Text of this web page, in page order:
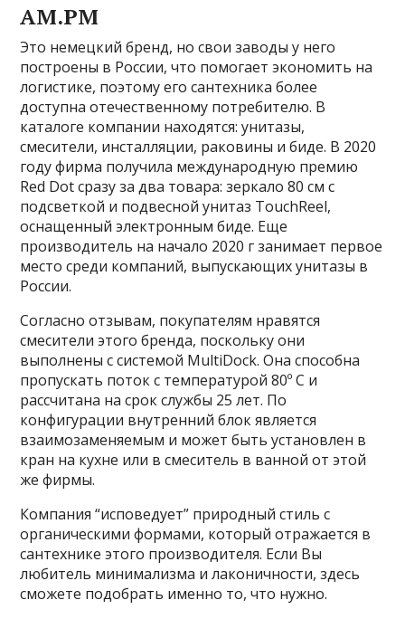
AM.PM
Это немецкий бренд, но свои заводы у него
построены в России, что помогает экономить на
логистике, поэтому его сантехника более
доступна отечественному потребителю. В
каталоге компании находятся: унитазы,
смесители, инсталляции, раковины и биде. В 2020
году фирма получила международную премию
Red Dot сразу за два товара: зеркало 80 см с
подсветкой и подвесной унитаз TouchReel,
оснащенный электронным биде. Еще
производитель на начало 2020 г занимает первое
место среди компаний, выпускающих унитазы в
России.
Согласно отзывам, покупателям нравятся
смесители этого бренда, поскольку они
выполнены с системой MultiDock. Она способна
пропускать поток с температурой 80º С и
рассчитана на срок службы 25 лет. По
конфигурации внутренний блок является
взаимозаменяемым и может быть установлен в
кран на кухне или в смеситель в ванной от этой
же фирмы.
Компания “исповедует” природный стиль с
органическими формами, который отражается в
сантехнике этого производителя. Если Вы
любитель минимализма и лаконичности, здесь
сможете подобрать именно то, что нужно.